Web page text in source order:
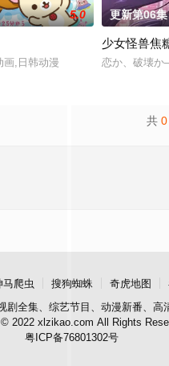
惊！虽然她全力想与新家人打好
日遭到了来自外星的宇宙怪兽袭
5.0
画,日韩动漫
更新第06集
少女怪兽焦
恋か、破壊か
共 0
马爬虫 搜狗蜘蛛 奇虎地图
剧全集、综艺节目、动漫新番、高
2022 xlzikao.com All Rights
粤ICP备76801302号